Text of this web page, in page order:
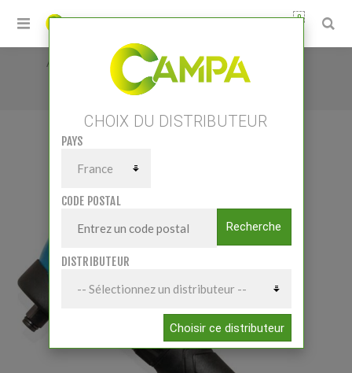
0
Accueil Petits matériels / Matériel Atelier
Compresseurs d'air et accessoires
CLE A CHOC ANGLE 1/2 COMPACT
CLE A CHOC ANGLE 1/2 COMPACT
CHOIX DU DISTRIBUTEUR
PAYS
CODE POSTAL
Recherche
DISTRIBUTEUR
Choisir ce distributeur